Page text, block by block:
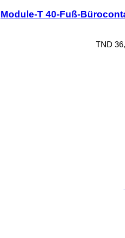
Module-T 40-Fuß-
TND